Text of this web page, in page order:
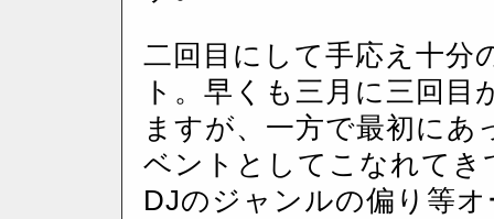
二回目にして手応え十分
ト。早くも三月に三回
ますが、一方で最初に
ベントとしてこなれて
DJのジャンルの偏り等